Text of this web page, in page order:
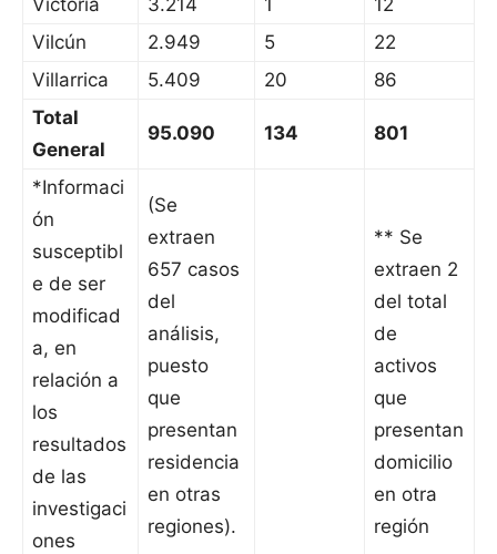
Victoria 3.214 1
12
Vilcún
2.949 5
22
Villarrica
5.409 20
86
Total
General
95.090 134 801
*Informaci
ón
susceptibl
e de ser
modificad
a, en
relación a
los
resultados
de las
investigaci
ones
(Se
extraen
657 casos
del
análisis,
puesto
que
presentan
residencia
en otras
regiones).
** Se
extraen 2
del total
de
activos
que
presentan
domicilio
en otra
región